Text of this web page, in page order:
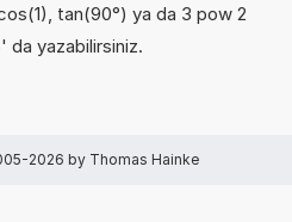
tan(90°) ya da 3 pow 2
yazabilirsiniz.
2026 by Thomas Hainke